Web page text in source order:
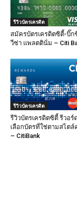
รีวิวบัตรเครดิต
สมัครบัตรเครดิตซิตี้-บิ๊ก
วีซ่า แพลตตินั่ม – Citi
รีวิวบัตรเครดิต
รีวิวบัตรเครดิตซิตี้ รีวอร์
เลือกบัตรที่ใช่ตามสไต
– CitiBank